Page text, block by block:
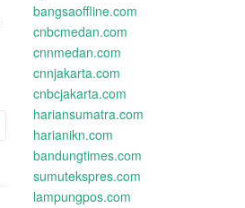
bangsaoffline.com
cnbcmedan.com
cnnmedan.com
cnnjakarta.com
cnbcjakarta.com
hariansumatra.com
harianikn.com
bandungtimes.com
sumutekspres.com
lampungpos.com